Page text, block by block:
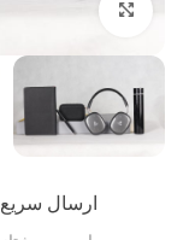
بزرگنمایی تصویر
ارسال سریع